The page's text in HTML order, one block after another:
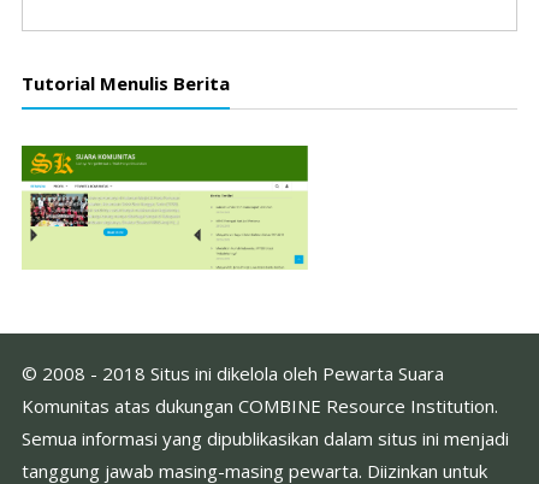
Tutorial Menulis Berita
© 2008 - 2018 Situs ini dikelola oleh Pewarta Suara
Komunitas atas dukungan COMBINE Resource Institution.
Semua informasi yang dipublikasikan dalam situs ini menjadi
tanggung jawab masing-masing pewarta. Diizinkan untuk